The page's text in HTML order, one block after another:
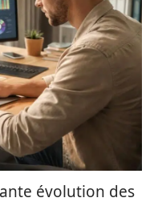
évolution des